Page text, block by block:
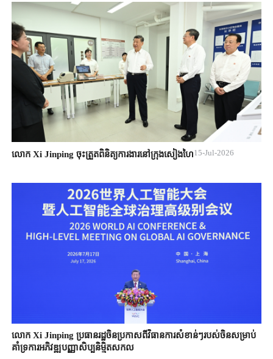
លោក Xi Jinping ចុះត្រួតពិនិត្យការងារនៅក្រុងសៀងហៃ15-Jul-2026
លោក Xi ​Jinping ​ប្រធានរដ្ឋចិន​ប្រកាសពី​វិធានការ​សំខាន់ៗ​របស់ចិន​សម្រាប់
គាំទ្រ​ការអភិវឌ្ឍ​បញ្ញាសិប្បនិមិ្មត​សកល​